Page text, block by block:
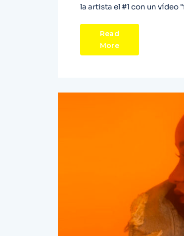
la artista el #1 con un vídeo
Read
More